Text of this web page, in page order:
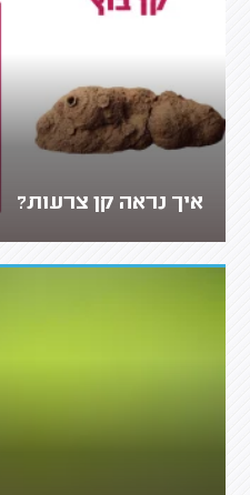
איך נראה קן צרעות?